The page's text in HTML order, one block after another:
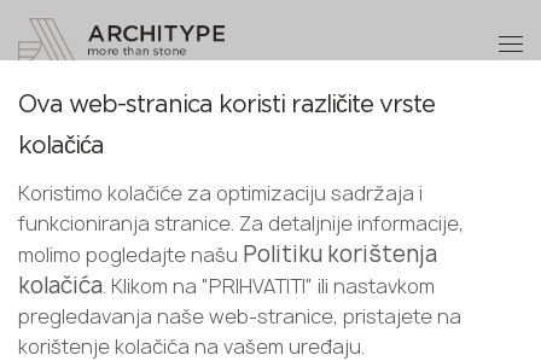
English
Croatian
+48 22 602 20 22
Postanite partner
Politika privatnosti
UVOD
Postanite
partner
Pošaljite svoje podatke ili nas
kontaktirajte telefonom
+48 22 602 20 22
Hvala!
naši menadžeri će vas kontaktirati u
najkraćem roku
Ova web-stranica koristi različite vrste
kolačića
Koristimo kolačiće za optimizaciju sadržaja i
funkcioniranja stranice. Za detaljnije informacije,
molimo pogledajte našu Politiku korištenja
kolačića. Klikom na "PRIHVATITI" ili nastavkom
pregledavanja naše web-stranice, pristajete na
korištenje kolačića na vašem uređaju.